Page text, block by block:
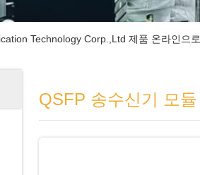
Technology Corp.,Ltd 제품 온라인으로
QSFP 송수신기 모듈